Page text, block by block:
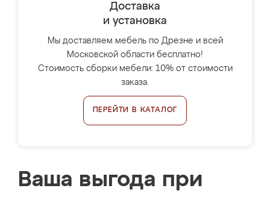
Доставка
и установка
Мы доставляем мебель по Дрезне и всей
Московской области бесплатно!
Стоимость сборки мебели: 10% от стоимости
заказа.
ПЕРЕЙТИ В КАТАЛОГ
Ваша выгода при